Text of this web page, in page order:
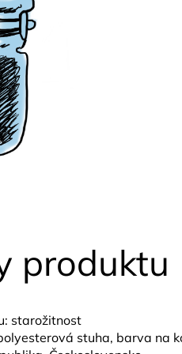
produktu
starožitnost
stuha, barva na